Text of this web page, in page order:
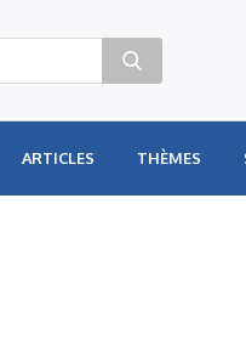
ARTICLES THÈMES